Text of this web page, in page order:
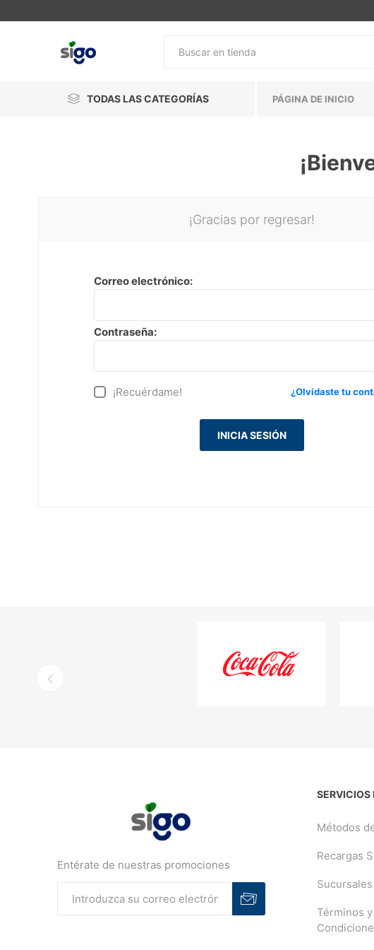
TODAS LAS CATEGORÍAS PÁGINA DE INICIO
¡Gracias por regresar!
Correo electrónico:
Contraseña:
¿Olvidaste tu
¡Recuérdame!
Entérate de nuestras promociones
SERVICIOS
Métodos
Recargas
Sucursales
Términos y